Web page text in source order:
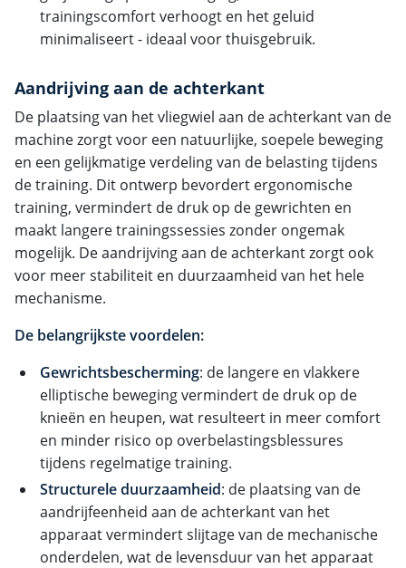
trainingscomfort verhoogt en het geluid
minimaliseert - ideaal voor thuisgebruik.
Aandrijving aan de achterkant
De plaatsing van het vliegwiel aan de achterkant van de
machine zorgt voor een natuurlijke, soepele beweging
en een gelijkmatige verdeling van de belasting tijdens
de training. Dit ontwerp bevordert ergonomische
training, vermindert de druk op de gewrichten en
maakt langere trainingssessies zonder ongemak
mogelijk. De aandrijving aan de achterkant zorgt ook
voor meer stabiliteit en duurzaamheid van het hele
mechanisme.
De belangrijkste voordelen:
Gewrichtsbescherming: de langere en vlakkere
elliptische beweging vermindert de druk op de
knieën en heupen, wat resulteert in meer comfort
en minder risico op overbelastingsblessures
tijdens regelmatige training.
Structurele duurzaamheid: de plaatsing van de
aandrijfeenheid aan de achterkant van het
apparaat vermindert slijtage van de mechanische
onderdelen, wat de levensduur van het apparaat